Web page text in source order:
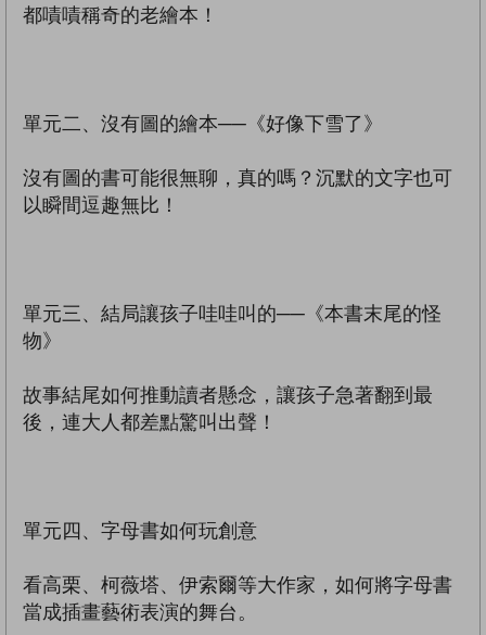
都嘖嘖稱奇的老繪本！
單元二、沒有圖的繪本──《好像下雪了》
沒有圖的書可能很無聊，真的嗎？沉默的文字也可
以瞬間逗趣無比！
單元三、結局讓孩子哇哇叫的──《本書末尾的怪
物》
故事結尾如何推動讀者懸念，讓孩子急著翻到最
後，連大人都差點驚叫出聲！
單元四、字母書如何玩創意
看高栗、柯薇塔、伊索爾等大作家，如何將字母書
當成插畫藝術表演的舞台。